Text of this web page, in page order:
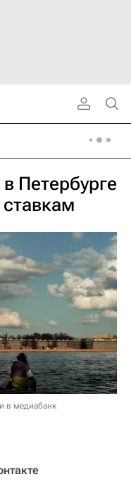
Петербурге
в медиабанк